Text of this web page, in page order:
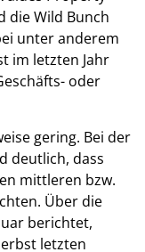
die Wild Bunch
unter anderem
im letzten Jahr
oder
gering. Bei der
deutlich, dass
mittleren bzw.
Über die
berichtet,
letzten